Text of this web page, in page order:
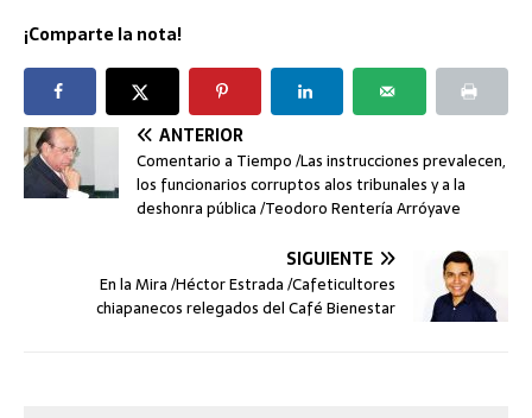
¡Comparte la nota!
ANTERIOR
Comentario a Tiempo /Las instrucciones prevalecen,
los funcionarios corruptos alos tribunales y a la
deshonra pública /Teodoro Rentería Arróyave
SIGUIENTE
En la Mira /Héctor Estrada /Cafeticultores
chiapanecos relegados del Café Bienestar